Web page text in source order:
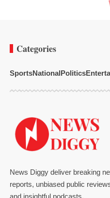
Categories
SportsNationalPolitics
News Diggy deliver breaking
reports, unbiased public
and insightful podcasts.